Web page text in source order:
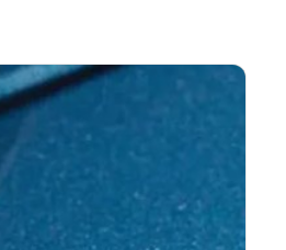
公楼14层07室（需提前预约）
室（需提前预约）
提前预约）
07室（需提前预约）
预约）
预约）
预约）